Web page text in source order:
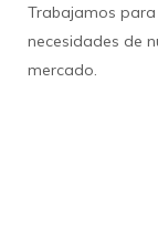
Trabajamos
necesidades de
mercado.